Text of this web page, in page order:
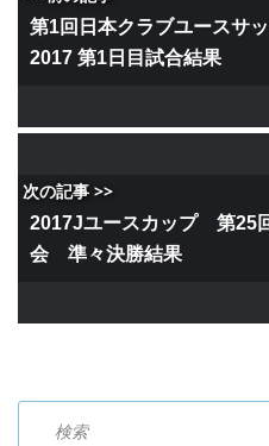
第1回日本クラブユースサ
2017 第1日目試合結果
次の記事 >>
2017Jユースカップ 第25
会 準々決勝結果